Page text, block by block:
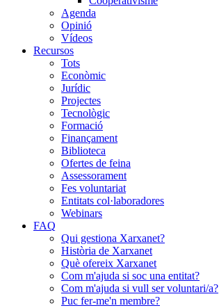
Agenda
Opinió
Vídeos
Recursos
Tots
Econòmic
Jurídic
Projectes
Tecnològic
Formació
Finançament
Biblioteca
Ofertes de feina
Assessorament
Fes voluntariat
Entitats col·laboradores
Webinars
FAQ
Qui gestiona Xarxanet?
Història de Xarxanet
Què ofereix Xarxanet
Com m'ajuda si soc una entitat?
Com m'ajuda si vull ser voluntari/a?
Puc fer-me'n membre?